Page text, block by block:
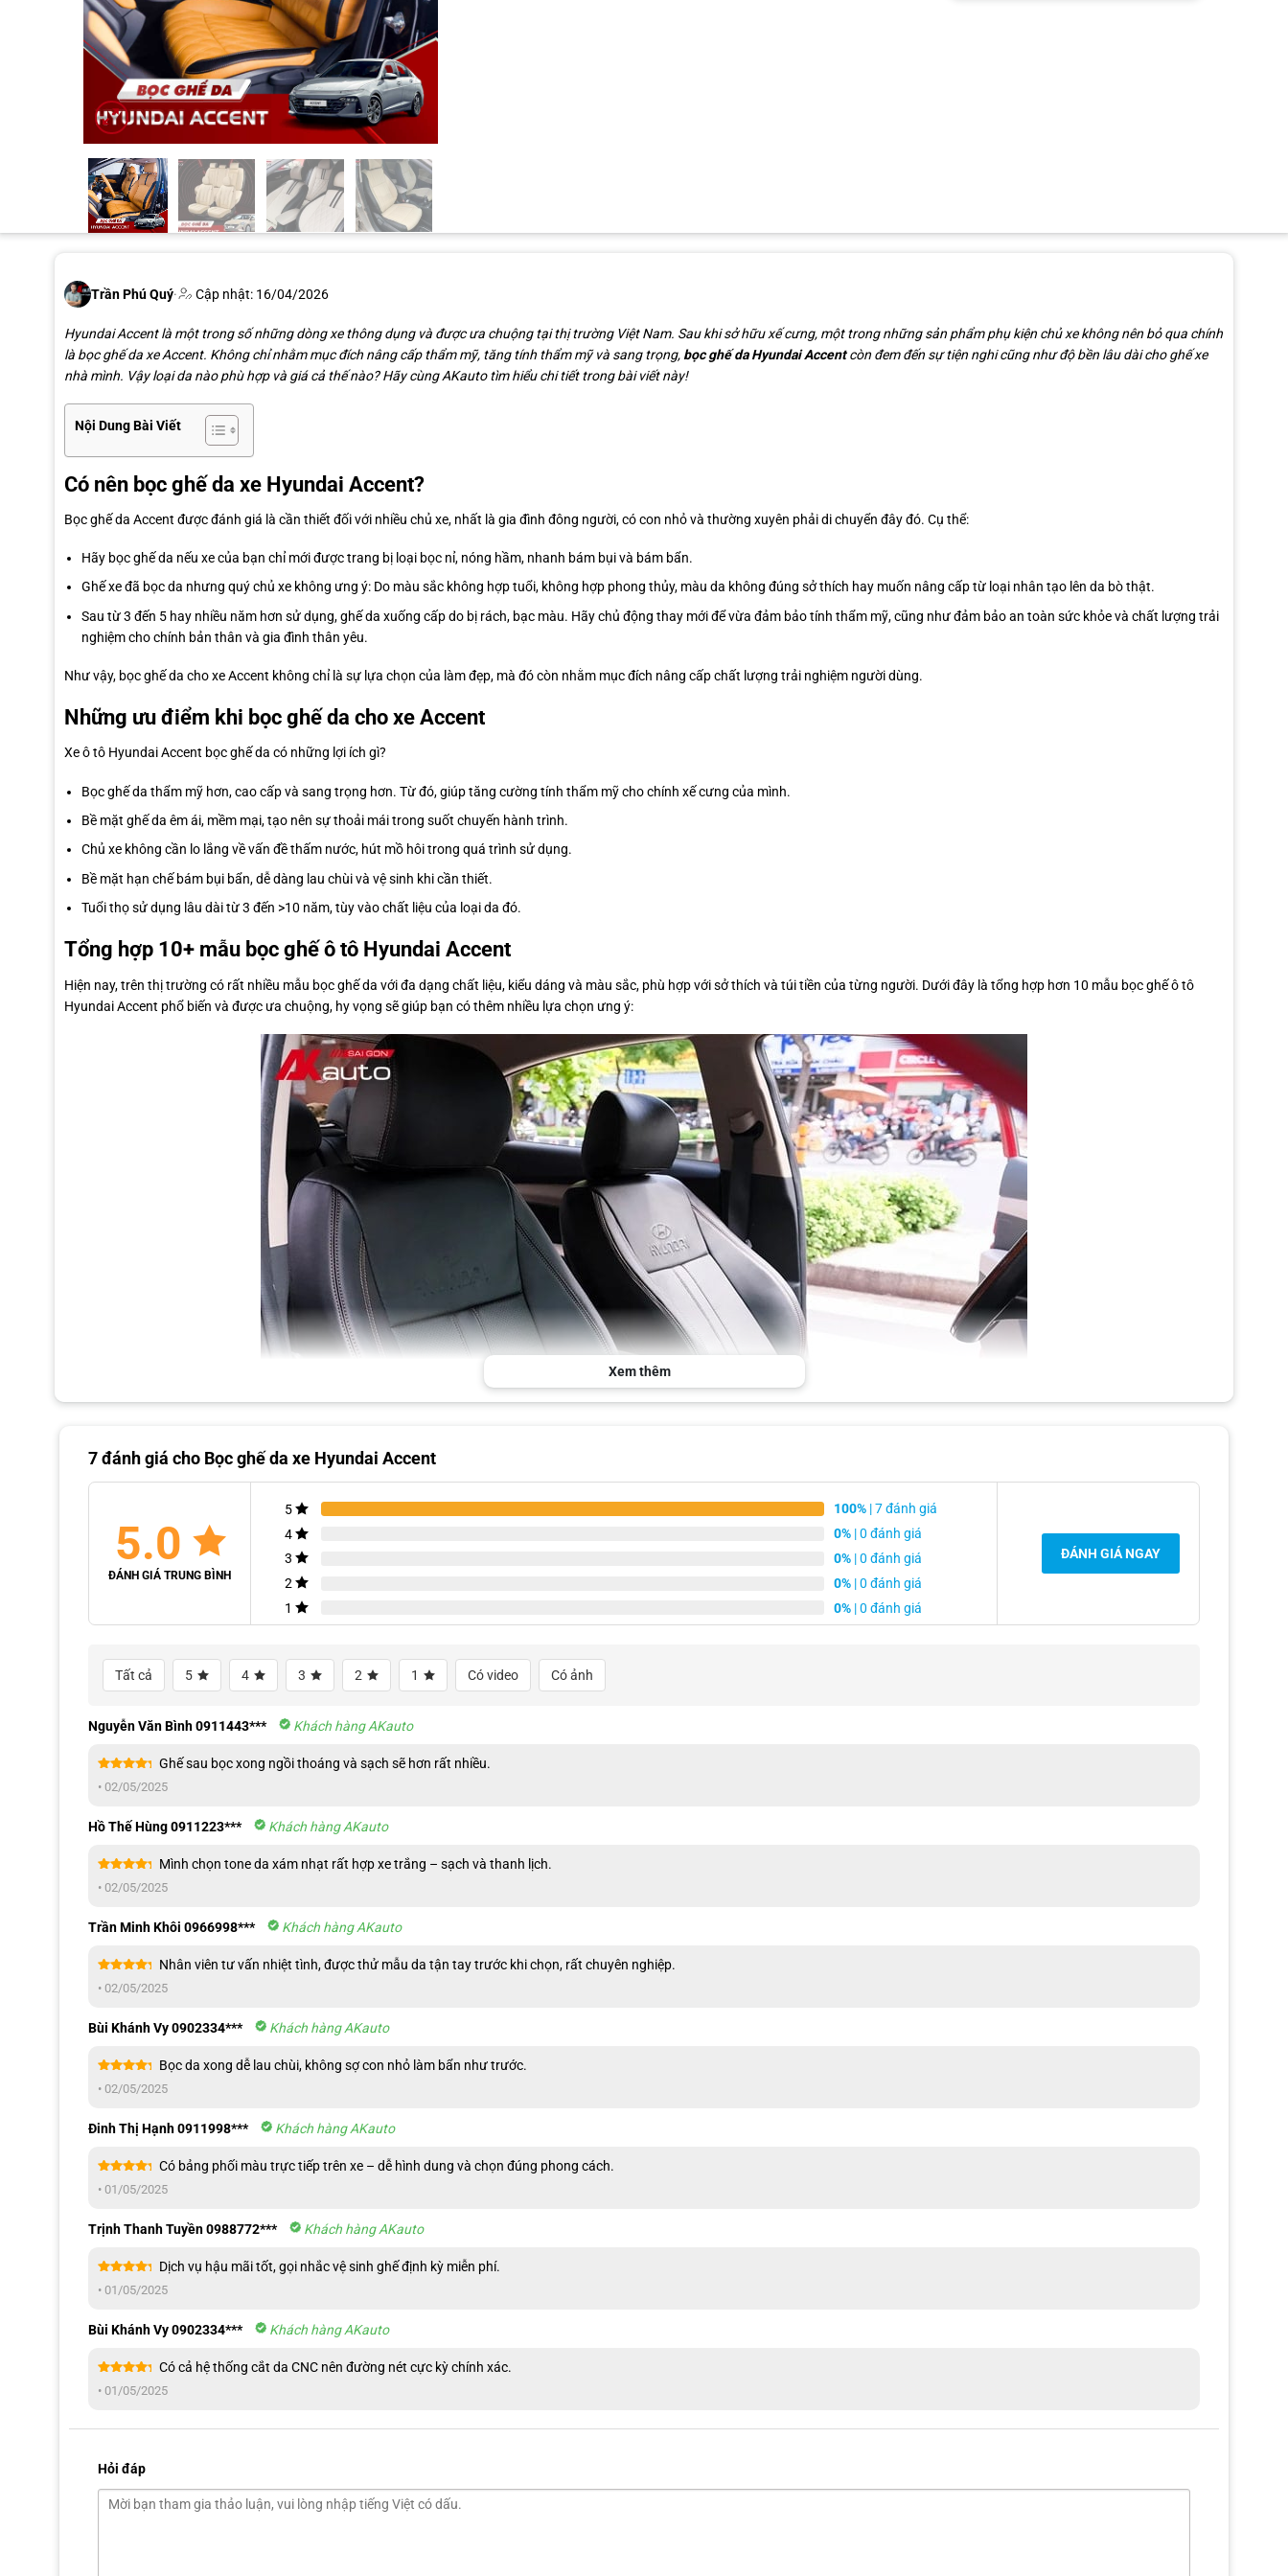
Trần Phú Quý· Cập nhật: 16/04/2026
Hyundai Accent là một trong số những dòng xe thông dụng và được ưa chuộng tại thị trường Việt Nam. Sau khi sở hữu xế cưng, một trong những sản phẩm phụ kiện chủ xe không nên bỏ qua chính
là bọc ghế da xe Accent. Không chỉ nhằm mục đích nâng cấp thẩm mỹ, tăng tính thẩm mỹ và sang trọng, bọc ghế da Hyundai Accentcòn đem đến sự tiện nghi cũng như độ bền lâu dài cho ghế xe
nhà mình. Vậy loại da nào phù hợp và giá cả thế nào? Hãy cùng AKauto tìm hiểu chi tiết trong bài viết này!
Nội Dung Bài Viết
Có nên bọc ghế da xe Hyundai Accent?
Bọc ghế da Accent được đánh giá là cần thiết đối với nhiều chủ xe, nhất là gia đình đông người, có con nhỏ và thường xuyên phải di chuyển đây đó. Cụ thể:
Hãy bọc ghế da nếu xe của bạn chỉ mới được trang bị loại bọc nỉ, nóng hầm, nhanh bám bụi và bám bẩn.
Ghế xe đã bọc da nhưng quý chủ xe không ưng ý: Do màu sắc không hợp tuổi, không hợp phong thủy, màu da không đúng sở thích hay muốn nâng cấp từ loại nhân tạo lên da bò thật.
Sau từ 3 đến 5 hay nhiều năm hơn sử dụng, ghế da xuống cấp do bị rách, bạc màu. Hãy chủ động thay mới để vừa đảm bảo tính thẩm mỹ, cũng như đảm bảo an toàn sức khỏe và chất lượng trải
nghiệm cho chính bản thân và gia đình thân yêu.
Như vậy, bọc ghế da cho xe Accent không chỉ là sự lựa chọn của làm đẹp, mà đó còn nhằm mục đích nâng cấp chất lượng trải nghiệm người dùng.
Những ưu điểm khi bọc ghế da cho xe Accent
Xe ô tô Hyundai Accent bọc ghế da có những lợi ích gì?
Bọc ghế da thẩm mỹ hơn, cao cấp và sang trọng hơn. Từ đó, giúp tăng cường tính thẩm mỹ cho chính xế cưng của mình.
Bề mặt ghế da êm ái, mềm mại, tạo nên sự thoải mái trong suốt chuyến hành trình.
Chủ xe không cần lo lắng về vấn đề thấm nước, hút mồ hôi trong quá trình sử dụng.
Bề mặt hạn chế bám bụi bẩn, dễ dàng lau chùi và vệ sinh khi cần thiết.
Tuổi thọ sử dụng lâu dài từ 3 đến >10 năm, tùy vào chất liệu của loại da đó.
Tổng hợp 10+ mẫu bọc ghế ô tô Hyundai Accent
Hiện nay, trên thị trường có rất nhiều mẫu bọc ghế da với đa dạng chất liệu, kiểu dáng và màu sắc, phù hợp với sở thích và túi tiền của từng người. Dưới đây là tổng hợp hơn 10 mẫu bọc ghế ô tô
Hyundai Accent phổ biến và được ưa chuộng, hy vọng sẽ giúp bạn có thêm nhiều lựa chọn ưng ý:
Bọc ghế da Hyundai Accent sáng tạo với logo Hyundai
Xem thêm
7 đánh giá cho Bọc ghế da xe Hyundai Accent
5.0
ĐÁNH GIÁ TRUNG BÌNH
5 100% | 7 đánh giá
4
0% | 0 đánh giá
3
0% | 0 đánh giá
2
0% | 0 đánh giá
1
0% | 0 đánh giá
ĐÁNH GIÁ NGAY
Tất cả 5 4 3 2 1 Có video Có ảnh
Nguyễn Văn Bình 0911443*** Khách hàng AKauto
hạng55
Ghế sau bọc xong ngồi thoáng và sạch sẽ hơn rất nhiều.
• 02/05/2025
Hồ Thế Hùng 0911223*** Khách hàng AKauto
hạng55
Mình chọn tone da xám nhạt rất hợp xe trắng – sạch và thanh lịch.
• 02/05/2025
Trần Minh Khôi 0966998*** Khách hàng AKauto
hạng55
Nhân viên tư vấn nhiệt tình, được thử mẫu da tận tay trước khi chọn, rất chuyên nghiệp.
• 02/05/2025
Bùi Khánh Vy 0902334*** Khách hàng AKauto
hạng55
Bọc da xong dễ lau chùi, không sợ con nhỏ làm bẩn như trước.
• 02/05/2025
Đinh Thị Hạnh 0911998*** Khách hàng AKauto
hạng55
Có bảng phối màu trực tiếp trên xe – dễ hình dung và chọn đúng phong cách.
• 01/05/2025
Trịnh Thanh Tuyền 0988772*** Khách hàng AKauto
hạng55
Dịch vụ hậu mãi tốt, gọi nhắc vệ sinh ghế định kỳ miễn phí.
• 01/05/2025
Bùi Khánh Vy 0902334*** Khách hàng AKauto
hạng55
Có cả hệ thống cắt da CNC nên đường nét cực kỳ chính xác.
• 01/05/2025
Hỏi đáp